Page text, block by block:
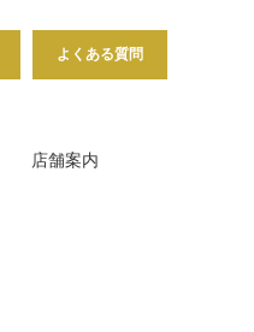
よくある質問
店舗案内